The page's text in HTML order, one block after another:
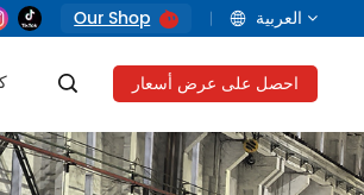
Our Shop العربية
français
احصل على عرض أسعار